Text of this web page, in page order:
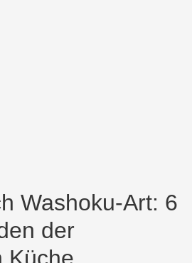
Washoku-Art: 6
der
Küche